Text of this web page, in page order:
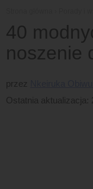
40
noszenie
przez
Ostatnia aktualizacja: